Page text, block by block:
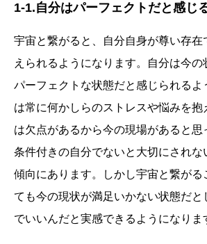
1-1.自分はパーフェクトだと感じ
宇宙と繋がると、自分自身が尊い存在
えられるようになります。自分は今
パーフェクトな状態だと感じられるよ
は常に何かしらのストレスや悩みを抱
は欠点があるから今の現場があると思
条件付きの自分でないと大切にされな
傾向にあります。しかし宇宙と繋がる
ても今の現状が満足いかない状態だと
でいいんだと実感できるようになりま